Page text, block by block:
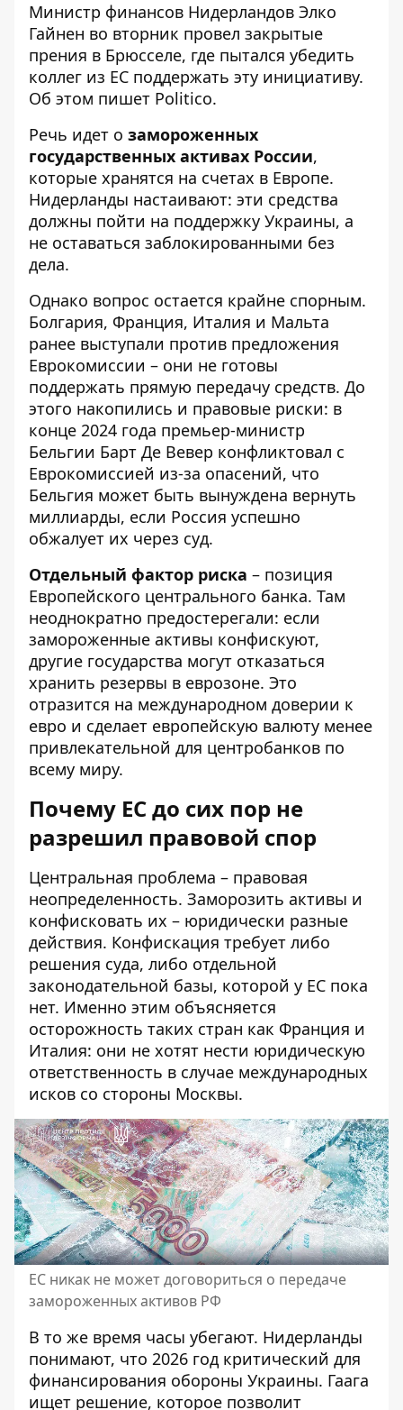
Министр финансов Нидерландов Элко
Гайнен во вторник провел закрытые
прения в Брюсселе, где пытался убедить
коллег из ЕС поддержать эту инициативу.
Об этом пишет Politico.
Речь идет о замороженных
государственных активах России,
которые хранятся на счетах в Европе.
Нидерланды настаивают: эти средства
должны пойти на поддержку Украины, а
не оставаться заблокированными без
дела.
Однако вопрос остается крайне спорным.
Болгария, Франция, Италия и Мальта
ранее выступали против предложения
Еврокомиссии – они не готовы
поддержать прямую передачу средств. До
этого накопились и правовые риски: в
конце 2024 года премьер-министр
Бельгии Барт Де Вевер конфликтовал с
Еврокомиссией из-за опасений, что
Бельгия может быть вынуждена вернуть
миллиарды, если Россия успешно
обжалует их через суд.
Отдельный фактор риска – позиция
Европейского центрального банка. Там
неоднократно предостерегали: если
замороженные активы конфискуют,
другие государства могут отказаться
хранить резервы в еврозоне. Это
отразится на международном доверии к
евро и сделает европейскую валюту менее
привлекательной для центробанков по
всему миру.
Почему ЕС до сих пор не
разрешил правовой спор
Центральная проблема – правовая
неопределенность. Заморозить активы и
конфисковать их – юридически разные
действия. Конфискация требует либо
решения суда, либо отдельной
законодательной базы, которой у ЕС пока
нет. Именно этим объясняется
осторожность таких стран как Франция и
Италия: они не хотят нести юридическую
ответственность в случае международных
исков со стороны Москвы.
ЕС никак не может договориться о передаче
замороженных активов РФ
В то же время часы убегают. Нидерланды
понимают, что 2026 год критический для
финансирования обороны Украины. Гаага
ищет решение, которое позволит